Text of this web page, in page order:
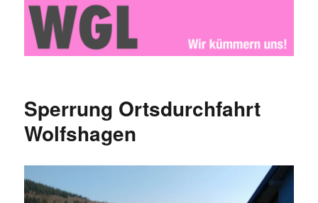
Sperrung Ortsdurchfahrt
Wolfshagen